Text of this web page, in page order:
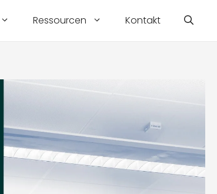
Ressourcen Kontakt